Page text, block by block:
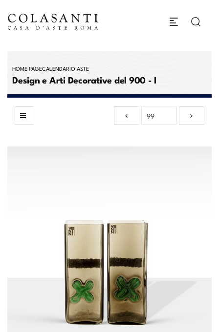
HOME PAGECALENDARIO ASTE
Design e Arti Decorative del 900 - I